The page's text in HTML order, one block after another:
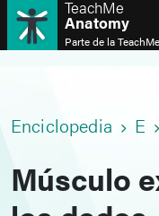
TeachMe
Anatomy
Parte de laTeachMe
Enciclopedia E
Músculo